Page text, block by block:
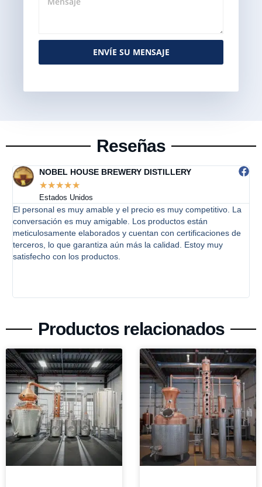
ENVÍE SU MENSAJE
Reseñas
New Berlin Brewing
☆☆☆☆☆
Estados Unidos
Bonito fermentador, la empresa realizó algunos cambios
pequeños que solicitamos sin dudarlo, el único problema fue
que había algunos defectos menores en las soldaduras que
podrían haberse mejorado. Son muy receptivos a los
comentarios y estamos considerándolos para trabajos futuros.
Productos relacionados